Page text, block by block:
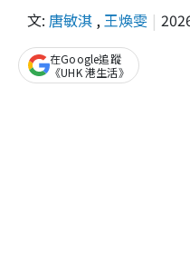
文: 唐敏淇 ,王煥雯
在Google追蹤
《UHK 港生活》